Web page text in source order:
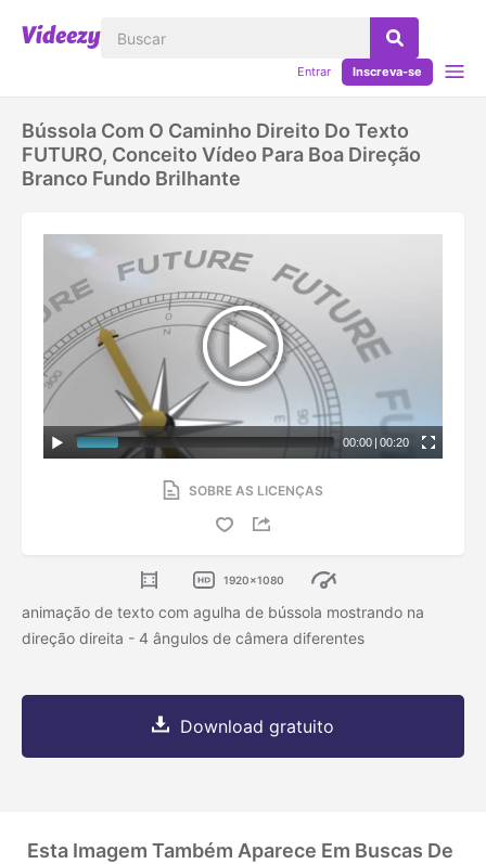
Entrar Inscreva-se
Bússola Com O Caminho Direito Do Texto
FUTURO, Conceito Vídeo Para Boa Direção
Branco Fundo Brilhante
00:00 | 00:20
SOBRE AS LICENÇAS
1920x1080
animação de texto com agulha de bússola mostrando na
direção direita - 4 ângulos de câmera diferentes
Download gratuito
Esta Imagem Também Aparece Em Buscas De